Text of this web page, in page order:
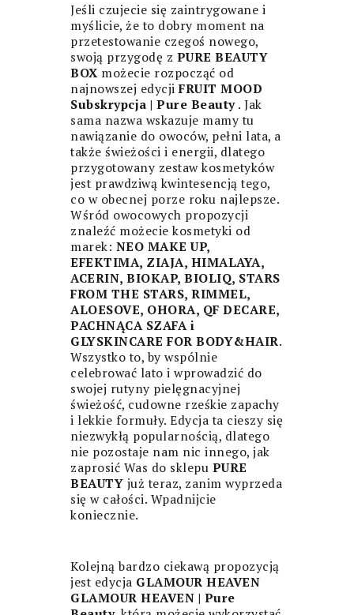
Jeśli czujecie się zaintrygowane i
myślicie, że to dobry moment na
przetestowanie czegoś nowego,
swoją przygodę z PURE BEAUTY
BOX możecie rozpocząć od
najnowszej edycji FRUIT MOOD
Subskrypcja | Pure Beauty. Jak
sama nazwa wskazuje mamy tu
nawiązanie do owoców, pełni lata, a
także świeżości i energii, dlatego
przygotowany zestaw kosmetyków
jest prawdziwą kwintesencją tego,
co w obecnej porze roku najlepsze.
Wśród owocowych propozycji
znaleźć możecie kosmetyki od
marek: NEO MAKE UP,
EFEKTIMA, ZIAJA, HIMALAYA,
ACERIN, BIOKAP, BIOLIQ, STARS
FROM THE STARS, RIMMEL,
ALOESOVE, OHORA, QF DECARE,
PACHNĄCA SZAFA i
GLYSKINCARE FOR BODY&HAIR.
Wszystko to, by wspólnie
celebrować lato i wprowadzić do
swojej rutyny pielęgnacyjnej
świeżość, cudowne rześkie zapachy
i lekkie formuły. Edycja ta cieszy się
niezwykłą popularnością, dlatego
nie pozostaje nam nic innego, jak
zaprosić Was do sklepu PURE
BEAUTY już teraz, zanim wyprzeda
się w całości. Wpadnijcie
koniecznie.
Kolejną bardzo ciekawą propozycją
jest edycja GLAMOUR HEAVEN
GLAMOUR HEAVEN | Pure